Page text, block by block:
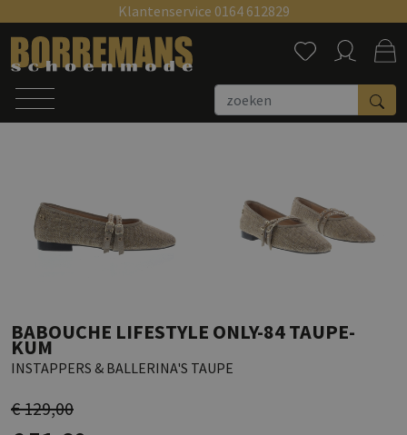
Klantenservice 0164 612829 Zoeken
BABOUCHE LIFESTYLE ONLY-84 TAUPE-
KUM
INSTAPPERS & BALLERINA'S TAUPE
€ 129,00